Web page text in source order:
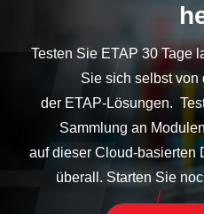
Testen Sie ETAP 30 Tage
Sie sich selbst von
der ETAP-Lösungen.
Sammlung an
auf dieser Cloud-basierten
überall. Starten Sie